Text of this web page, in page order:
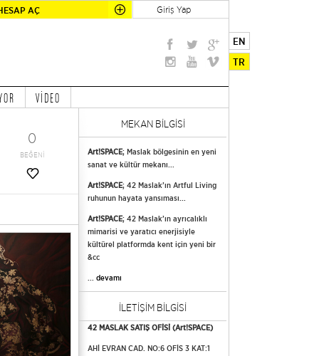
AÇ Giriş Yap
EN
TR
VİDEO
0
BEĞENİ
MEKAN BİLGİSİ
Art!SPACE; Maslak bölgesinin en yeni
sanat ve kültür mekanı...
Art!SPACE; 42 Maslak’ın Artful Living
ruhunun hayata yansıması...
Art!SPACE; 42 Maslak’ın ayrıcalıklı
mimarisi ve yaratıcı enerjisiyle
kültürel platformda kent için yeni bir
&cc
... devamı
İLETİŞİM BİLGİSİ
42 MASLAK SATIŞ OFİSİ (Art!SPACE)
AHİ EVRAN CAD. NO:6 OFİS 3 KAT:1